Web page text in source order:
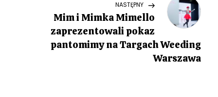
Post
NASTĘPNY
Mim i Mimka Mimello
zaprezentowali pokaz
pantomimy na Targach Weeding
Warszawa